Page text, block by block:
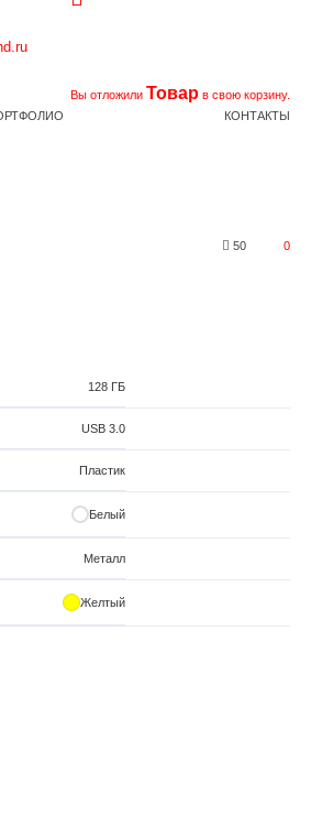
Вы отложили Товар в свою корзину.
КОНТАКТЫ
50 0
128 ГБ
USB 3.0
Пластик
Белый
Металл
Желтый